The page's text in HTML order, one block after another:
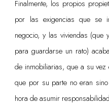
Finalmente, los propios
por las exigencias que se
negocio, y las viviendas (que
para guardarse un rato)
de inmobiliarias, que a su
que por su parte no eran
hora de asumir